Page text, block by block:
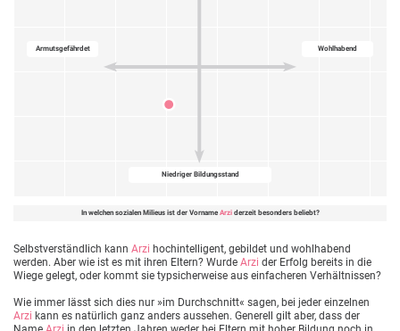
Wohlhabend
Niedriger Bildungsstand
Armutsgefährdet
In welchen sozialen Milieus ist der Vorname Arziderzeit besonders beliebt?
Selbstverständlich kann Arzi hochintelligent, gebildet und wohlhabend
werden. Aber wie ist es mit ihren Eltern? Wurde Arzi der Erfolg bereits in die
Wiege gelegt, oder kommt sie typsicherweise aus einfacheren Verhältnissen?
Wie immer lässt sich dies nur »im Durchschnitt« sagen, bei jeder einzelnen
Arzi kann es natürlich ganz anders aussehen. Generell gilt aber, dass der